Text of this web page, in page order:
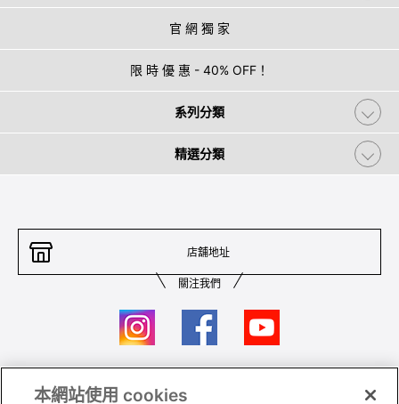
官 網 獨 家
限 時 優 惠 - 40% OFF！
系列分類
精選分類
店舖地址
關注我們
聯絡我們
本網站使用 cookies